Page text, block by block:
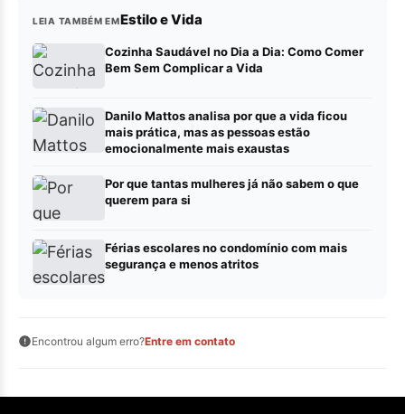
LEIA TAMBÉM EMEstilo e Vida
Cozinha Saudável no Dia a Dia: Como Comer
Bem Sem Complicar a Vida
Danilo Mattos analisa por que a vida ficou
mais prática, mas as pessoas estão
emocionalmente mais exaustas
Por que tantas mulheres já não sabem o que
querem para si
Férias escolares no condomínio com mais
segurança e menos atritos
Encontrou algum erro?Entre em contato